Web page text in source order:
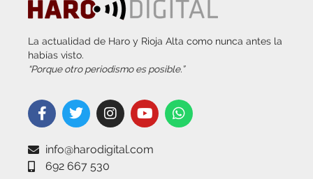
La actualidad de Haro y Rioja Alta como nunca antes la
habías visto.
“Porque otro periodismo es posible.”
info@harodigital.com
692 667 530